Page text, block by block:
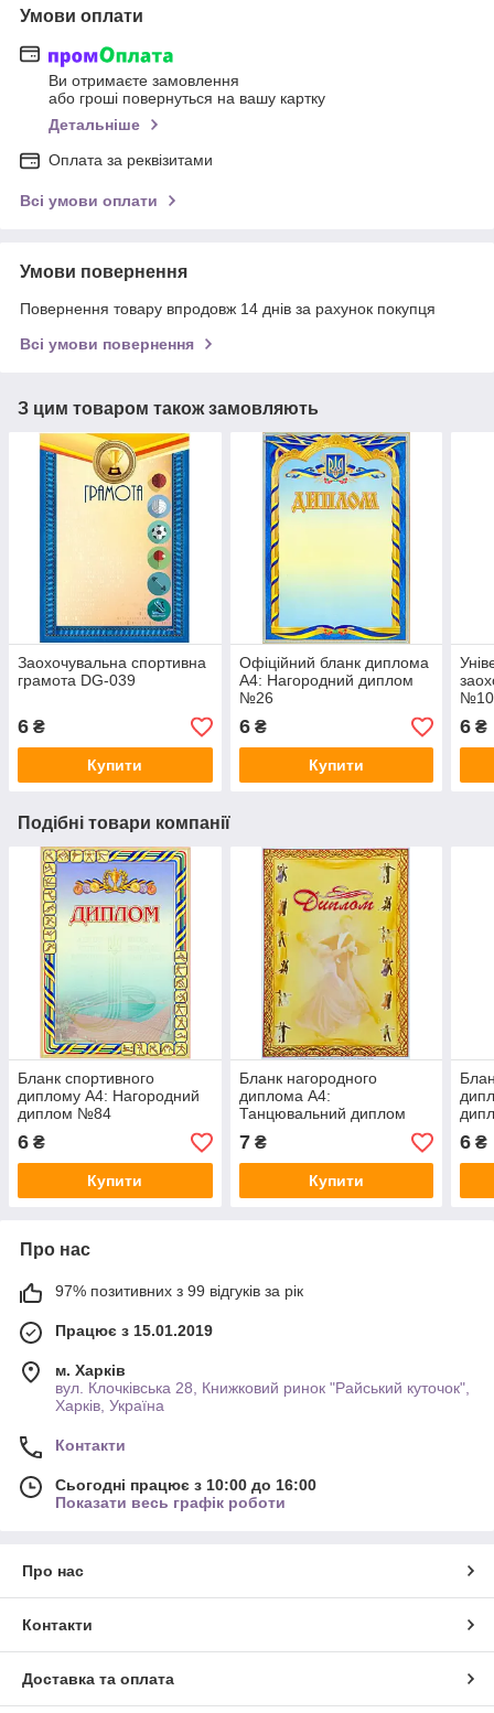
Умови оплати
Ви отримаєте замовлення
або гроші повернуться на вашу картку
Детальніше
Оплата за реквізитами
Всі умови оплати
Умови повернення
Повернення товару впродовж 14 днів за рахунок покупця
Всі умови повернення
З цим товаром також замовляють
Заохочувальна спортивна
грамота DG-039
6 ₴
Купити
Офіційний бланк диплома
А4: Нагородний диплом
№26
6₴
Купити
6 ₴
Подібні товари компанії
Бланк спортивного
диплому А4: Нагородний
диплом №84
6 ₴
Купити
Бланк нагородного
диплома А4:
Танцювальний диплом
7₴
Купити
6 ₴
Про нас
97% позитивних з 99 відгуків за рік
Працює з 15.01.2019
м. Харків
вул. Клочківська 28, Книжковий ринок "Райський куточок",
Харків, Україна
Контакти
Сьогодні працює з 10:00 до 16:00
Показати весь графік роботи
Про нас
Контакти
Доставка та оплата